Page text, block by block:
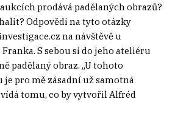
prodává padělaných obrazů?
Odpovědi na tyto otázky
na návštěvě u
S sebou si do jeho ateliéru
padělaný obraz. „U tohoto
pro mě zásadní už samotná
tomu, co by vytvořil Alfréd